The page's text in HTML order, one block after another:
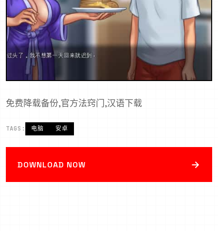
免费降载备份,官方法窍门,汉语下载
TAGS: 电脑 安卓
DOWNLOAD NOW →